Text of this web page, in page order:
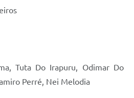
Tuta Do Irapuru, Odimar Do
Perré, Nei Melodia